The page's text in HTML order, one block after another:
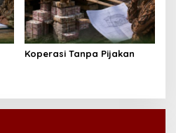
Koperasi Tanpa Pijakan